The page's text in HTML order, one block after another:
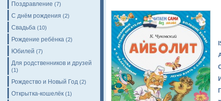
Поздравление (7)
С днём рождения (2)
Свадьба (10)
Рождение ребёнка (2)
Юбилей (7)
Для родственников и друзей
(1)
Рождество и Новый Год (2)
Открытка-кошелёк (1)